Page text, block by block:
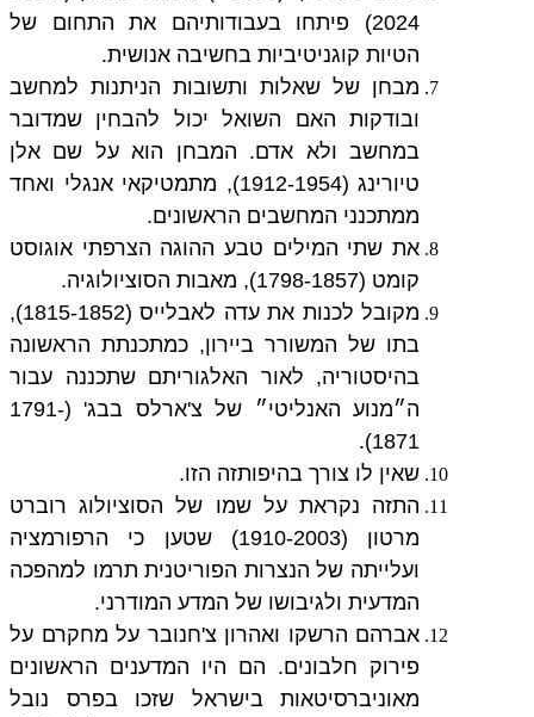
2024) פיתחו בעבודותיהם את התחום של
הטיות קוגניטיביות בחשיבה אנושית.
מבחן של שאלות ותשובות הניתנות למחשב
ובודקות האם השואל יכול להבחין שמדובר
במחשב ולא אדם. המבחן הוא על שם אלן
טיורינג (1912-1954), מתמטיקאי אנגלי ואחד
ממתכנני המחשבים הראשונים.
את שתי המילים טבע ההוגה הצרפתי אוגוסט
קומט (1798-1857), מאבות הסוציולוגיה.
מקובל לכנות את עדה לאבלייס (1815-1852),
בתו של המשורר ביירון, כמתכנתת הראשונה
בהיסטוריה, לאור האלגוריתם שתכננה עבור
ה״מנוע האנליטי״ של צ'ארלס בבג' (1791-
1871).
שאין לו צורך בהיפותזה הזו.
התזה נקראת על שמו של הסוציולוג רוברט
מרטון (1910-2003) שטען כי הרפורמציה
ועלייתה של הנצרות הפוריטנית תרמו למהפכה
המדעית ולגיבושו של המדע המודרני.
אברהם הרשקו ואהרון צ'חנובר על מחקרם על
פירוק חלבונים. הם היו המדענים הראשונים
מאוניברסיטאות בישראל שזכו בפרס נובל